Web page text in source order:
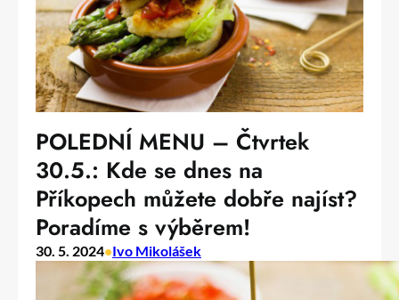
POLEDNÍ MENU – Čtvrtek
30.5.: Kde se dnes na
Příkopech můžete dobře najíst?
Poradíme s výběrem!
30. 5. 2024•Ivo Mikolášek